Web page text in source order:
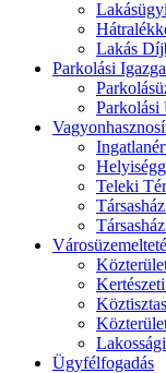
Lakás
Parkolási
Parkolási
Teleki
Ügyfélfogadás